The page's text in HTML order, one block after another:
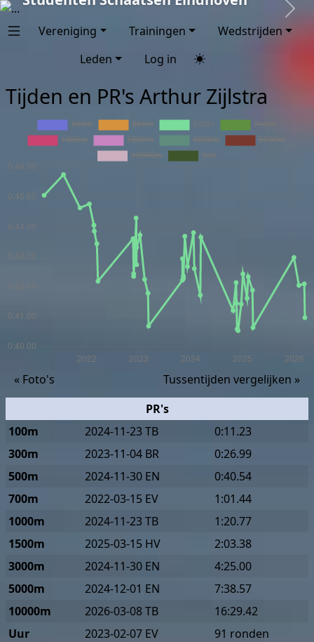
Next
Vereniging
Trainingen
Wedstrijden
Leden
Log in
Tijden en PR's Arthur Zijlstra
« Foto's Tussentijden vergelijken »
PR's
100m
2024-11-23 TB
0:11.23
300m
2023-11-04 BR
0:26.99
500m
2024-11-30 EN
0:40.54
700m
2022-03-15 EV
1:01.44
1000m
2024-11-23 TB
1:20.77
1500m
2025-03-15 HV
2:03.38
3000m
2024-11-30 EN
4:25.00
5000m
2024-12-01 EN
7:38.57
10000m
2026-03-08 TB
16:29.42
Uur
2023-02-07 EV 91 ronden